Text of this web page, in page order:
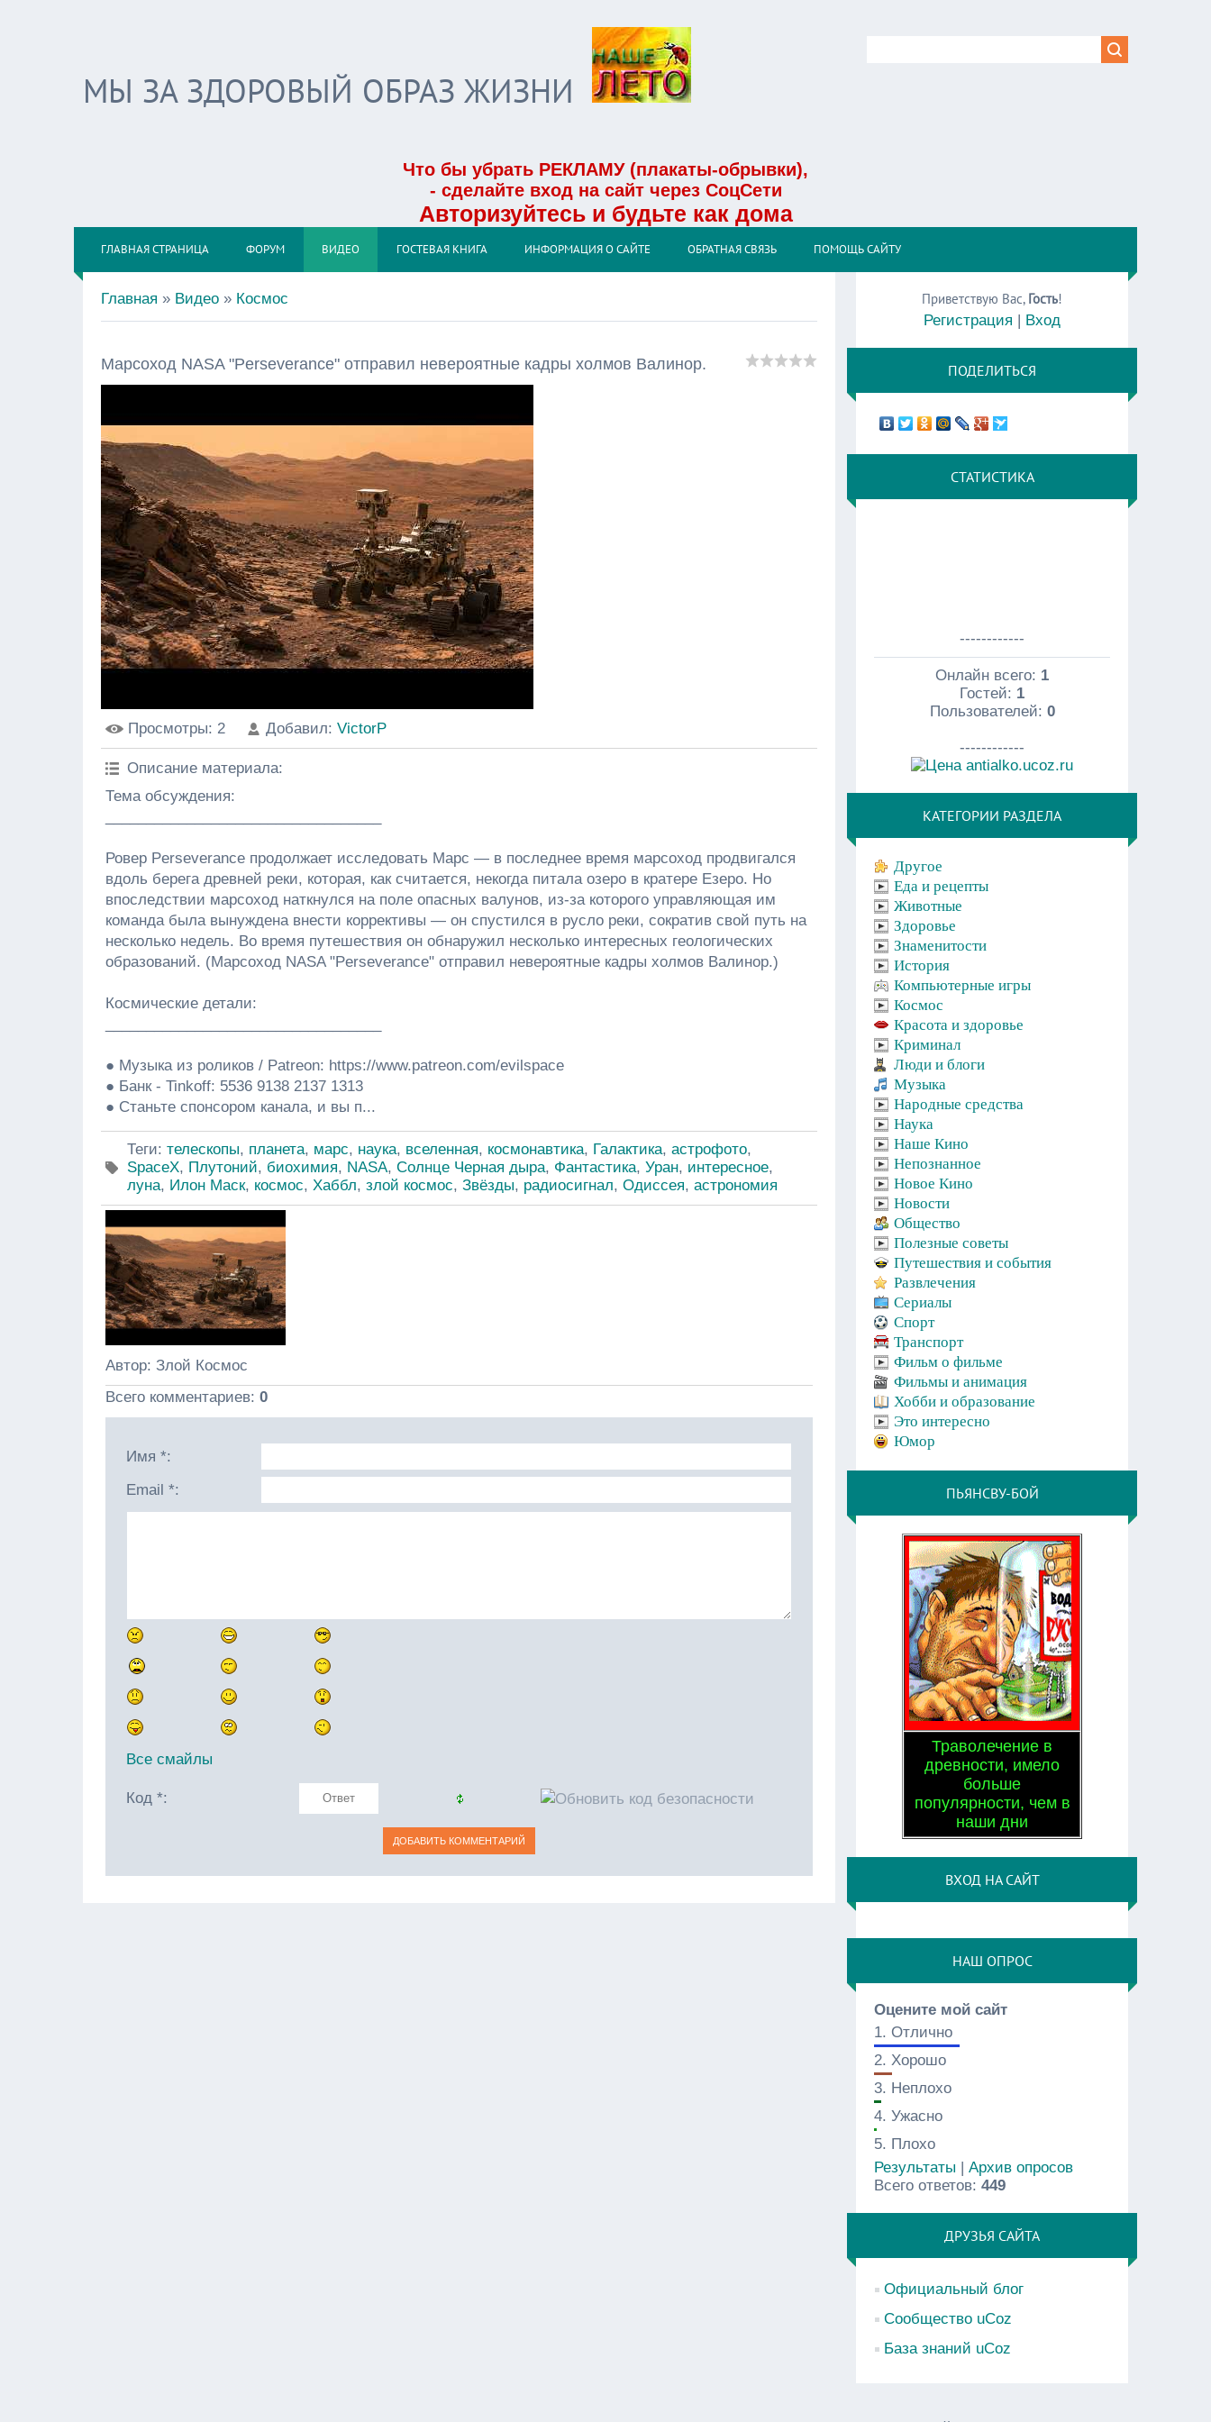
МЫ ЗА ЗДОРОВЫЙ ОБРАЗ ЖИЗНИ
Что бы убрать РЕКЛАМУ (плакаты-обрывки),
- сделайте вход на сайт через СоцСети
Авторизуйтесь и будьте как дома
ГЛАВНАЯ СТРАНИЦА ФОРУМ ВИДЕО ГОСТЕВАЯ КНИГА ИНФОРМАЦИЯ О САЙТЕ ОБРАТНАЯ СВЯЗЬ ПОМОЩЬ САЙТУ
Главная » Видео » Космос
Марсоход NASA "Perseverance" отправил невероятные кадры холмов Валинор.
Просмотры: 2 Добавил: VictorP
Описание материала:
Тема обсуждения:
Ровер Perseverance продолжает исследовать Марс — в последнее время марсоход продвигался
вдоль берега древней реки, которая, как считается, некогда питала озеро в кратере Езеро. Но
впоследствии марсоход наткнулся на поле опасных валунов, из-за которого управляющая им
команда была вынуждена внести коррективы — он спустился в русло реки, сократив свой путь на
несколько недель. Во время путешествия он обнаружил несколько интересных геологических
образований. (Марсоход NASA "Perseverance" отправил невероятные кадры холмов Валинор.)
Космические детали:
● Музыка из роликов / Patreon: https://www.patreon.com/evilspace
● Банк - Tinkoff: 5536 9138 2137 1313
● Станьте спонсором канала, и вы п...
Теги: телескопы, планета, марс, наука, вселенная, космонавтика, Галактика, астрофото,
SpaceX, Плутоний, биохимия, NASA, Солнце Черная дыра, Фантастика, Уран, интересное,
луна, Илон Маск, космос, Хаббл, злой космос, Звёзды, радиосигнал, Одиссея, астрономия
Автор: Злой Космос
Всего комментариев: 0
Имя *:
Email *:
Все смайлы
Код *:
Приветствую Вас, Гость!
Регистрация | Вход
ПОДЕЛИТЬСЯ
СТАТИСТИКА
------------
Онлайн всего: 1
Гостей: 1
Пользователей: 0
------------
КАТЕГОРИИ РАЗДЕЛА
Другое
Еда и рецепты
Животные
Здоровье
Знаменитости
История
Компьютерные игры
Космос
Красота и здоровье
Криминал
Люди и блоги
Музыка
Народные средства
Наука
Наше Кино
Непознанное
Новое Кино
Новости
Общество
Полезные советы
Путешествия и события
Развлечения
Сериалы
Спорт
Транспорт
Фильм о фильме
Фильмы и анимация
Хобби и образование
Это интересно
Юмор
ПЬЯНСВУ-БОЙ
Траволечение в
древности, имело
больше
популярности, чем в
наши дни
ВХОД НА САЙТ
НАШ ОПРОС
Оцените мой сайт
1.Отлично
2.Хорошо
3. Неплохо
4.Ужасно
5. Плохо
Результаты |Архив опросов
Всего ответов:449
ДРУЗЬЯ САЙТА
Официальный блог
Сообщество uCoz
База знаний uCoz